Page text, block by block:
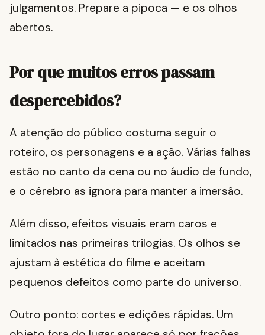
julgamentos. Prepare a pipoca — e os olhos
abertos.
Por que muitos erros passam
despercebidos?
A atenção do público costuma seguir o
roteiro, os personagens e a ação. Várias falhas
estão no canto da cena ou no áudio de fundo,
e o cérebro as ignora para manter a imersão.
Além disso, efeitos visuais eram caros e
limitados nas primeiras trilogias. Os olhos se
ajustam à estética do filme e aceitam
pequenos defeitos como parte do universo.
Outro ponto: cortes e edições rápidas. Um